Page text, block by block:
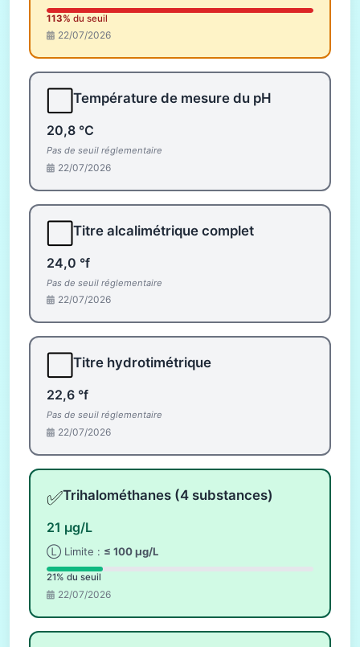
113% du seuil
22/07/2026
Température de mesure du pH
20,8 °C
Pas de seuil réglementaire
22/07/2026
Titre alcalimétrique complet
24,0 °f
Pas de seuil réglementaire
22/07/2026
Titre hydrotimétrique
22,6 °f
Pas de seuil réglementaire
22/07/2026
✅Trihalométhanes (4 substances)
21 µg/L
Ⓛ Limite : ≤ 100 µg/L
21% du seuil
22/07/2026